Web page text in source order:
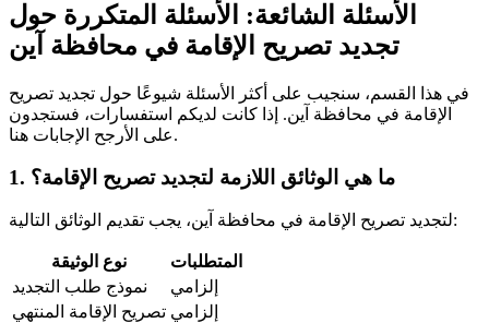
الأسئلة الشائعة: الأسئلة المتكررة حول
تجديد تصريح الإقامة في محافظة آين
في هذا القسم، سنجيب على أكثر الأسئلة شيوعًا حول تجديد تصريح
الإقامة في محافظة آين. إذا كانت لديكم استفسارات، فستجدون
على الأرجح الإجابات هنا.
1. ما هي الوثائق اللازمة لتجديد تصريح الإقامة؟
لتجديد تصريح الإقامة في محافظة آين، يجب تقديم الوثائق التالية:
نوع الوثيقة
المتطلبات
نموذج طلب التجديد
إلزامي
تصريح الإقامة المنتهي إلزامي